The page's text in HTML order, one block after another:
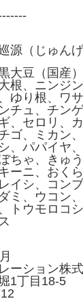
源（じゅんげ
大豆（国産
根、ニンジ
ゆり根、ワ
チュ、チン
、セロリ、
ゴ、ミカン
、パパイヤ
ちゃ、きゅ
ーニ、おく
イシ、コン
ミ、ウコン
トウモロコ
ーション株
目18-5